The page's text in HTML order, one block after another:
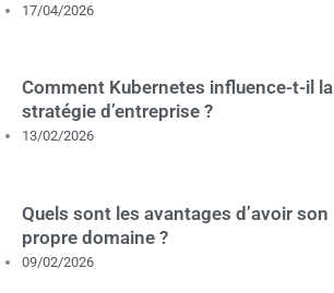
17/04/2026
Comment Kubernetes influence-t-il la
stratégie d’entreprise ?
13/02/2026
Quels sont les avantages d’avoir son
propre domaine ?
09/02/2026